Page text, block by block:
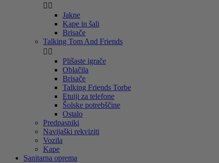
 
Jakne
Kape in šali
Brisače
Talking Tom And Friends
 
Plišaste igrače
Oblačila
Brisače
Talking Friends Torbe
Etuiji za telefone
Šolske potrebščine
Ostalo
Predpasniki
Navijaški rekviziti
Vozila
Kape
Sanitarna oprema